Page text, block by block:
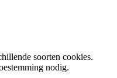
soorten cookies.
nodig.